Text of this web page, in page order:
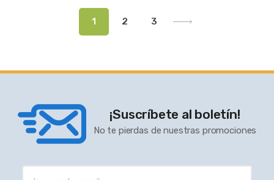
1 2 3
¡Suscríbete al boletín!
No te pierdas de nuestras promociones